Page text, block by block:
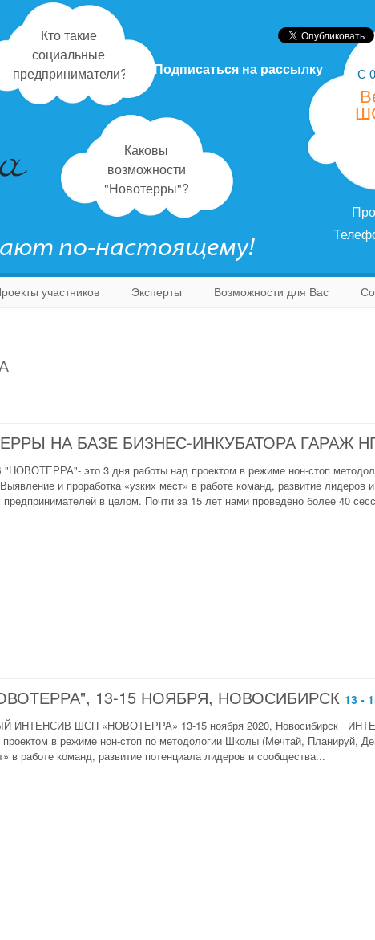
Кто такие
социальные
предприниматели?
Каковы
возможности
"Новотерры"?
С
Подписаться на рассылку
по-настоящему!
участников Эксперты Возможности для Вас
НА БАЗЕ БИЗНЕС-ИНКУБАТОРА ГАРАЖ
это 3 дня работы над проектом в режиме нон-стоп
и проработка «узких мест» в работе команд, развитие лидеров
предпринимателей в целом. Почти за 15 лет нами проведено более 40
13-15 НОЯБРЯ, НОВОСИБИРСК 13 -
ИНТЕНСИВ ШСП «НОВОТЕРРА» 13-15 ноября 2020, Новосибирск
в режиме нон-стоп по методологии Школы (Мечтай, Планируй,
в работе команд, развитие потенциала лидеров и сообщества...